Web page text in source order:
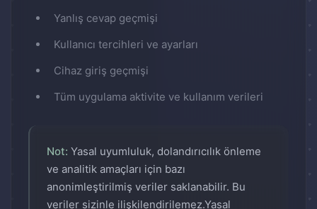
Yanlış cevap geçmişi
Kullanıcı tercihleri ve ayarları
Cihaz giriş geçmişi
Tüm uygulama aktivite ve kullanım verileri
Not: Yasal uyumluluk, dolandırıcılık önleme
ve analitik amaçları için bazı
anonimleştirilmiş veriler saklanabilir. Bu
veriler sizinle ilişkilendirilemez.Yasal